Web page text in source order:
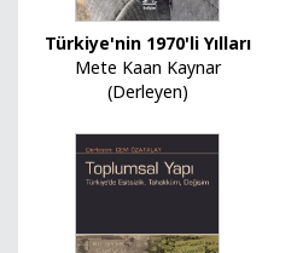
Türkiye'nin 1970'li Yılları
Mete Kaan Kaynar
(Derleyen)